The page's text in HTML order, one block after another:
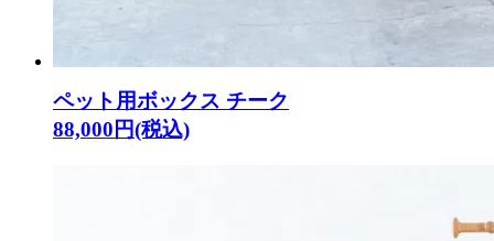
ペット用ボックス チーク
88,000円(税込)